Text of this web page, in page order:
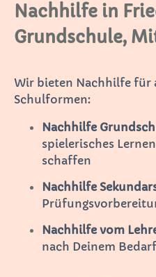
Nachhilfe in
Grundschule,
Wir bieten Nachhilfe für
Schulformen:
Nachhilfe
spielerisches
schaffen
Nachhilfe
Nachhilfe vom
nach Deinem Bedarf